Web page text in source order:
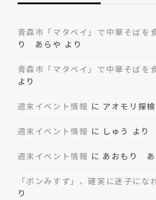
青森市「マタベイ」で中華そばを
り あらや より
青森市「マタベイ」で中華そばを
より
週末イベント情報 に アオモリ探
週末イベント情報 に しゅう より
週末イベント情報 に あおもり あ
「ボンみすず」、確実に迷子にな
り